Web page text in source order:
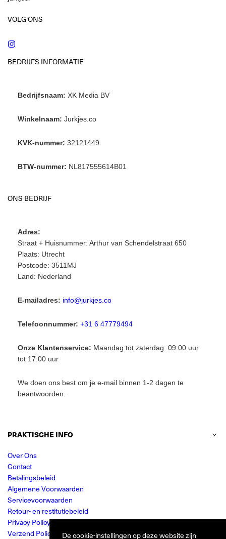
VOLG ONS
BEDRIJFS INFORMATIE
Bedrijfsnaam: XK Media BV
Winkelnaam: Jurkjes.co
KVK-nummer: 32121449
BTW-nummer: NL817555614B01
ONS BEDRIJF
Adres:
Straat + Huisnummer: Arthur van Schendelstraat 650
Plaats: Utrecht
Postcode: 3511MJ
Land: Nederland
E-mailadres: info@jurkjes.co
Telefoonnummer: +31 6 47779494
Onze Klantenservice: Maandag tot zaterdag: 09:00 uur
tot 17:00 uur
We doen ons best om je e-mail binnen 1-2 dagen te
beantwoorden.
PRAKTISCHE INFO
Over Ons
Contact
Betalingsbeleid
Algemene Voorwaarden
Servicevoorwaarden
Retour- en restitutiebeleid
Privacy Policy
Verzend Policy
De cookie-instellingen op deze website zijn